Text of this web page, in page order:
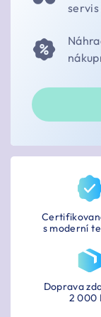
s moderní
Doprava
2 000